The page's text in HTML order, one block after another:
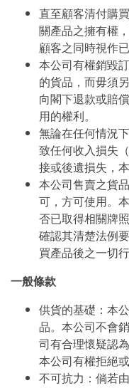
直至顧客清付購
關產品之擁有權
顧客之同時視作
本公司有權銷毀
的貨品，而毋須
向閣下退款或賠
用的權利。
無論在任何情況
致任何收入損失
接或後遺損失，
本公司售賣之貨
可，方可使用。
否已取得相關牌
確認其清楚法例
買產品後之一切
一般條款
供貨的基礎：本
品。本公司不會
司有合理懷疑認
本公司有權拒絕
不可抗力：倘若